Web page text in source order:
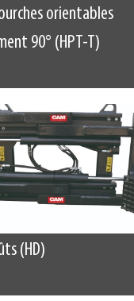
orientables
90° (HPT-T)
(HD)